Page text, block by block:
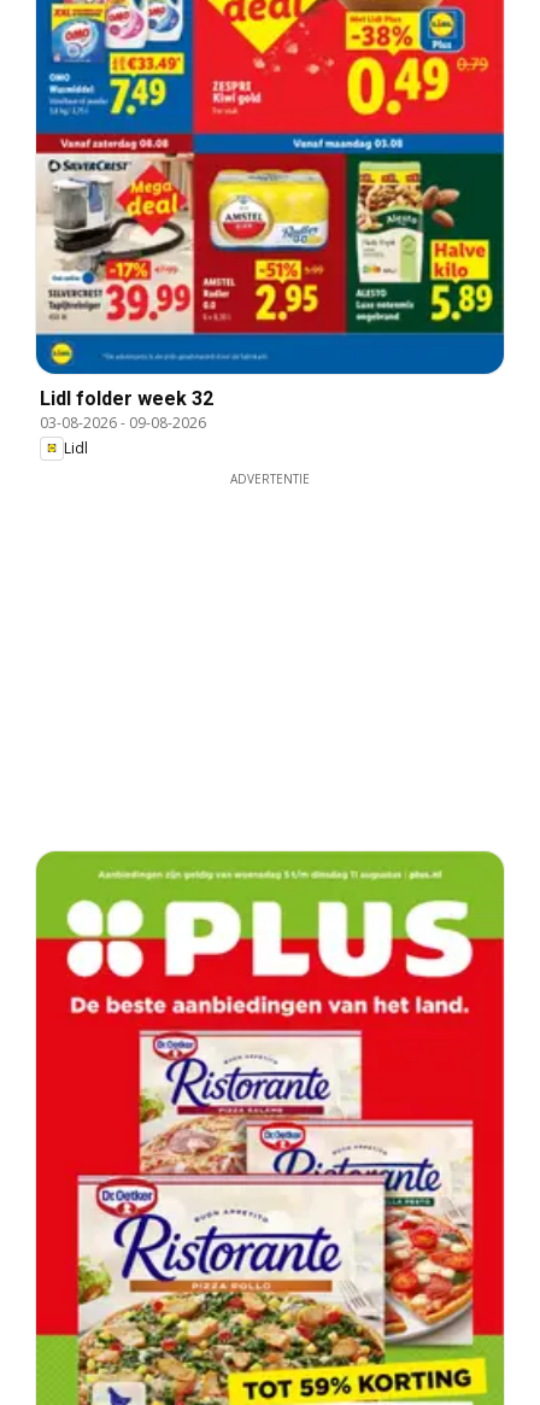
Lidl folder week 32
03-08-2026- 09-08-2026
Lidl
ADVERTENTIE